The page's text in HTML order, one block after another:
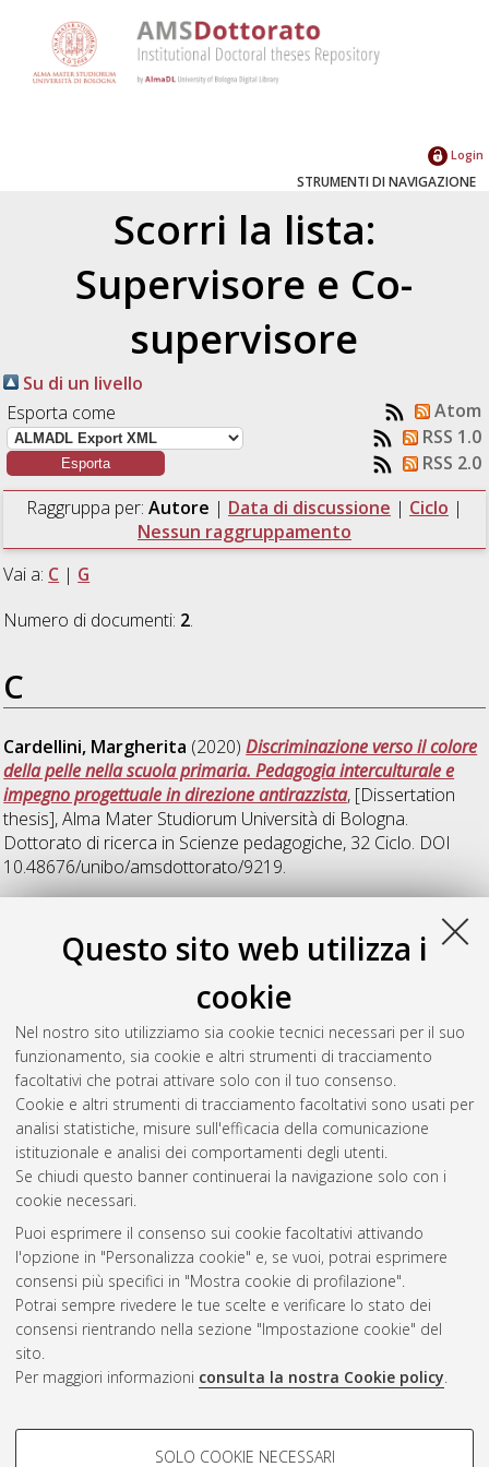
Questo sito web utilizza i
cookie
Nel nostro sito utilizziamo sia cookie tecnici necessari per il suo
funzionamento, sia cookie e altri strumenti di tracciamento
facoltativi che potrai attivare solo con il tuo consenso.
Cookie e altri strumenti di tracciamento facoltativi sono usati per
analisi statistiche, misure sull'efficacia della comunicazione
istituzionale e analisi dei comportamenti degli utenti.
Se chiudi questo banner continuerai la navigazione solo con i
cookie necessari.
Puoi esprimere il consenso sui cookie facoltativi attivando
l'opzione in "Personalizza cookie" e, se vuoi, potrai esprimere
consensi più specifici in "Mostra cookie di profilazione".
Potrai sempre rivedere le tue scelte e verificare lo stato dei
consensi rientrando nella sezione "Impostazione cookie" del
sito.
Per maggiori informazioni consulta la nostra Cookie policy.
COOKIE DI PROFILAZIONE -
SOLO COOKIE NECESSARI
Login
STRUMENTI DI NAVIGAZIONE
Scorri la lista:
Supervisore e Co-
supervisore
Su di un livello
Esporta come
Atom
RSS 1.0
RSS 2.0
Raggruppa per: Autore | Data di discussione | Ciclo |
Nessun raggruppamento
Vai a: C | G
Numero di documenti: 2.
C
Cardellini, Margherita (2020)Discriminazione verso il colore
della pelle nella scuola primaria. Pedagogia interculturale e
impegno progettuale in direzione antirazzista, [Dissertation
thesis], Alma Mater Studiorum Università di Bologna.
Dottorato di ricerca in Scienze pedagogiche, 32 Ciclo. DOI
10.48676/unibo/amsdottorato/9219.
Caratterizzazione della nicchia dei
progenitori epatici nelle epatopatie croniche umane
[Dissertation thesis], Alma Mater Studiorum Università di
Bologna. Dottorato di ricerca inScienze biomediche: progetto
n. 3 "Fisiologia applicata e fisiopatologia", 23 Ciclo.
Questa lista e' stata generata ilFri Aug 7 20:47:25 2026 CEST
Atom
Rss 1.0
Rss 2.0
ISSN: 2038-7946
Impostazioni Cookie
Informativa sulla privacy